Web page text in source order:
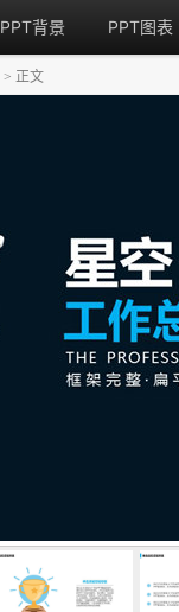
PPT背景 PPT图表
> 正文